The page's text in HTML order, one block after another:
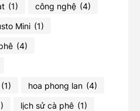
(1) công nghệ (4)
Mini (1)
(4)
(1) hoa phong lan (4)
lịch sử cà phê (1)